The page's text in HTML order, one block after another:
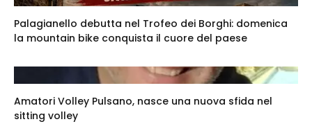
Palagianello debutta nel Trofeo dei Borghi: domenica
la mountain bike conquista il cuore del paese
Amatori Volley Pulsano, nasce una nuova sfida nel
sitting volley